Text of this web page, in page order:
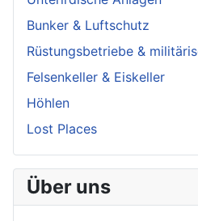
Bunker & Luftschutz
Rüstungsbetriebe &
Felsenkeller & Eiskeller
Höhlen
Lost Places
Über uns